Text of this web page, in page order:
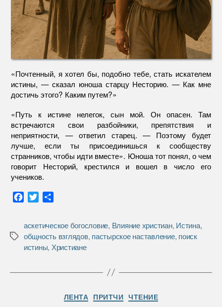
«Почтенный, я хотел бы, подобно тебе, стать искателем
истины, — сказал юноша старцу Несторию. — Как мне
достичь этого? Каким путем?»
«Путь к истине нелегок, сын мой. Он опасен. Там
встречаются свои разбойники, препятствия и
неприятности, — ответил старец. — Поэтому будет
лучше, если ты присоединишься к сообществу
странников, чтобы идти вместе». Юноша тот понял, о чем
говорит Несторий, крестился и вошел в число его
учеников.
F
e
b
o
k
T
t
t
e
р
а
в
т
Метки
аскетическое богословие, Влияние христиан, Истина,
общность взглядов, пастырское наставление, поиск
истины, Христиане
Рубрики
ЛЕНТА ПРИТЧИ ЧТЕНИЕ